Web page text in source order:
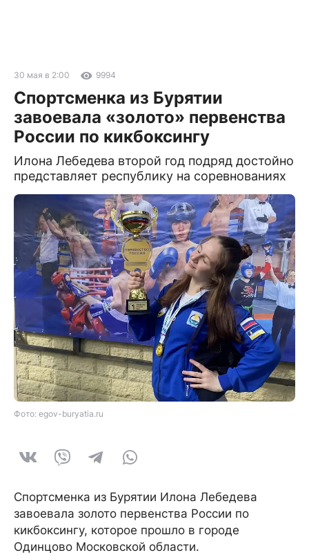
30 мая в 2:00 9994
Спортсменка из Бурятии
завоевала «золото» первенства
России по кикбоксингу
Илона Лебедева второй год подряд достойно
представляет республику на соревнованиях
Фото: egov-buryatia.ru
Спортсменка из Бурятии Илона Лебедева
завоевала золото первенства России по
кикбоксингу, которое прошло в городе
Одинцово Московской области.